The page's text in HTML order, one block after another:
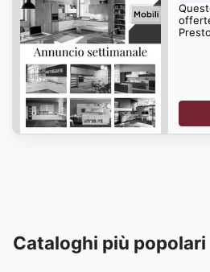
Cataloghi più popolari